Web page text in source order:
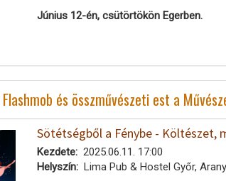
Június 12-én, csütörtökön Egerben.
és összművészeti est a
Sötétségből a Fénybe - Költészet,
Kezdete
2025.06.11. 17:00
Helyszín
Lima Pub & Hostel Győr,